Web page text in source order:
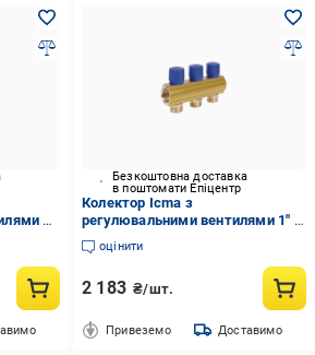
1"
Безкоштовна доставка
в поштомати Епіцентр
Колектор Icma з
регулювальними вентилями 1" 3
виходи №1105 Blue
(VRM00049606)
оцінити
2 183 ₴/шт.
Привеземо Доставимо